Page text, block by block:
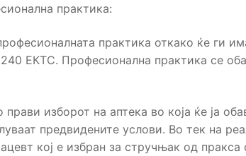
практика:
практика откако ќе ги
ЕКТС. Професионална практика се
изборот на аптека во која ќе ја
предвидените услови. Во тек на
кој е избран за стручњак од